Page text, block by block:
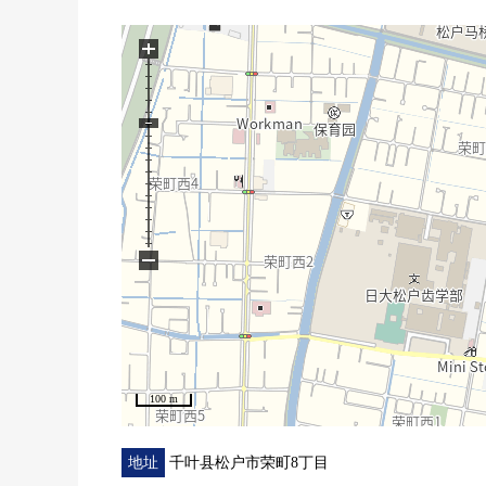
0 有来客时便利的TV监视器的内部对讲机
0 停车位有(出自车型的)
■LIFE信息━━━━━━━━━━━━━━━・・・
0 奥运会马桥商店 约300m
0 药之福太郎马桥商店 约770m
0 7-Eleven松户荣7丁目商店约270m
0 松户马桥西邮局 约620m
0 高木诊所 约660m
0 hosonuma公园 约270m
0 松户市立旭町小学 约670m
0 松户市立旭町中学 约880m
100 m
+
−
地址 千叶县松户市荣町8丁目